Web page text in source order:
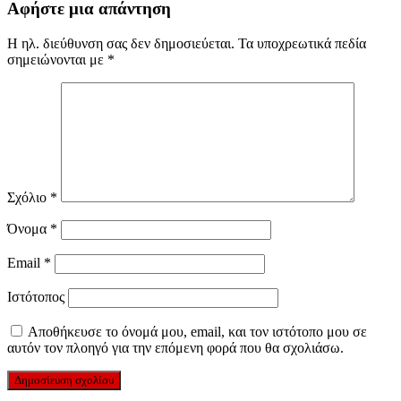
Αφήστε μια απάντηση
Η ηλ. διεύθυνση σας δεν δημοσιεύεται. Τα υποχρεωτικά πεδία
σημειώνονται με *
Σχόλιο *
Όνομα *
Email *
Ιστότοπος
Αποθήκευσε το όνομά μου, email, και τον ιστότοπο μου σε
αυτόν τον πλοηγό για την επόμενη φορά που θα σχολιάσω.